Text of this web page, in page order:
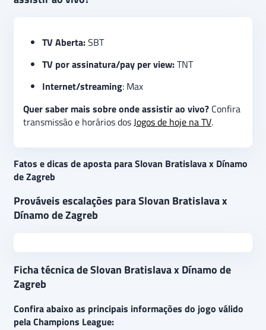
TV Aberta:SBT
TV por assinatura/pay per view:TNT
Internet/streaming: Max
Quer saber mais sobre onde assistir ao vivo? Confira
transmissão e horários dosJogos de hoje na TV.
Fatos e dicas de aposta para Slovan Bratislava x Dínamo
de Zagreb
Prováveis escalações para Slovan Bratislava x
Dínamo de Zagreb
Ficha técnica de Slovan Bratislava x Dínamo de
Zagreb
Confira abaixo as principais informações do jogo válido
pela Champions League: